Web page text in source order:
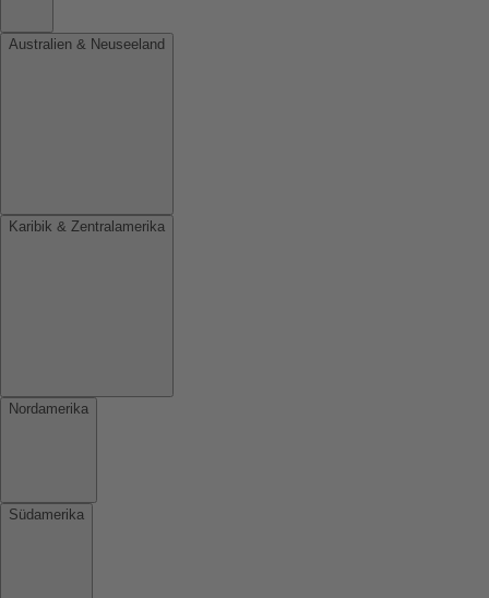
Australien & Neuseeland
Karibik & Zentralamerika
Nordamerika
Südamerika